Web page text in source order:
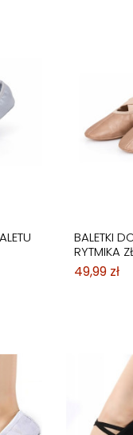
BALETKI
RYTMIKA
49,99 zł